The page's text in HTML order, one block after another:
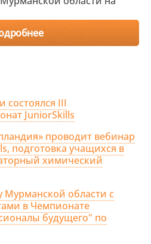
состоялся III
JuniorSkills
проводит вебинар
подготовка учащихся в
химический
Мурманской области с
в Чемпионате
будущего" по